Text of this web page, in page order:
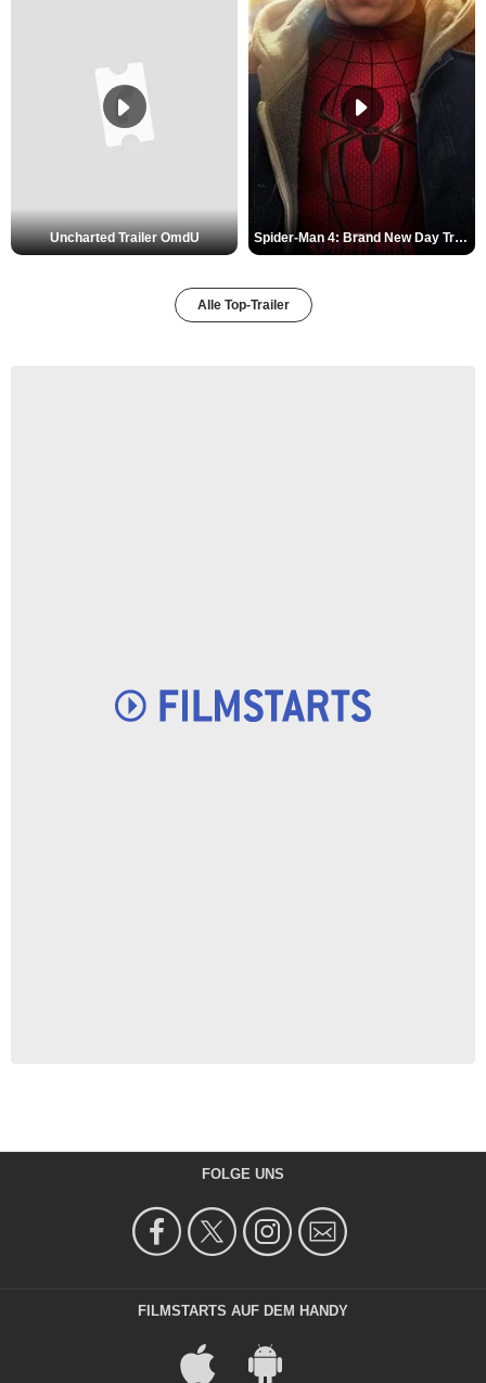
Uncharted Trailer OmdU Spider-Man 4: Brand New Day Trailer (3) DF
Alle Top-Trailer
FOLGE UNS
FILMSTARTS AUF DEM HANDY